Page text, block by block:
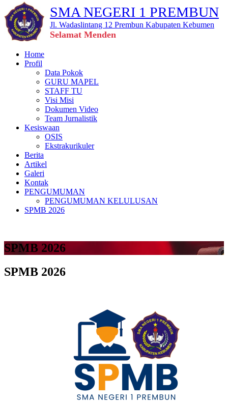
SMA NEGERI 1 PREMBUN
Jl. Wadaslintang 12 Prembun Kabupaten Kebumen
Selamat Mendengarkan 🎧
Home
Profil
Data Pokok
GURU MAPEL
STAFF TU
Visi Misi
Dokumen Video
Team Jurnalistik
Kesiswaan
OSIS
Ekstrakurikuler
Berita
Artikel
Galeri
Kontak
PENGUMUMAN
PENGUMUMAN KELULUSAN
SPMB 2026
SPMB 2026
SPMB 2026